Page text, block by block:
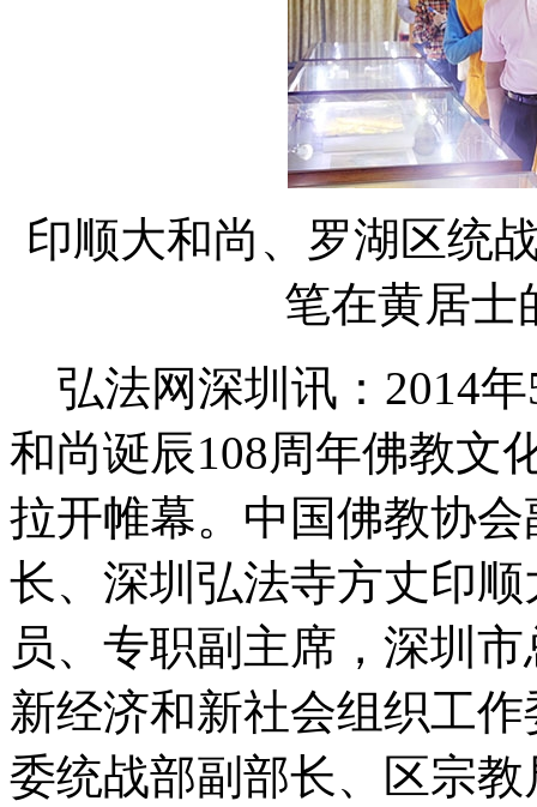
印顺大和尚、罗湖区统
笔在黄居士
弘法网深圳讯：2014
和尚诞辰108周年佛教文
拉开帷幕。中国佛教协
长、深圳弘法寺方丈印
员、专职副主席，深圳
新经济和新社会组织工
委统战部副部长、区宗